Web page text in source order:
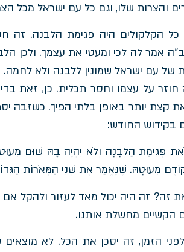
והצרות שלו, וגם כל עם ישראל מכל
הקלקולים היה פגימת הלבנה. זה
אמר לה לכי ומעטי את עצמך. ולכן
של עם ישראל שמונין ללבנה ולא
על עצמו וחסר תכלית. כן, זאת
יותר באופן בלתי הפיך. כשזבה
בקידוש החודש:
פְּגִימַת הַלְּבָנָה וְלֹא יִהְיֶה בָּהּ שׁוּם
מִעוּטָהּ. שֶׁנֶּאֱמַר אֶת שְׁנֵי הַמְּאֹרוֹת
זה היה יכול מאד לעזור ולהקל אם
הקשיים מחשלת אותנו.
הזמן, זה יסכן את הכל. לא מוצאים